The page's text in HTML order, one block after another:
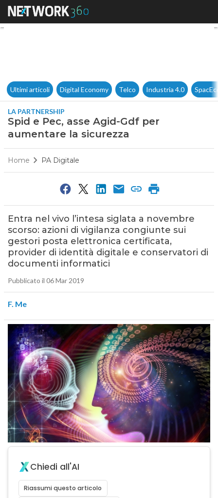
Spid e Pec, asse Agid-Gdf
Ultimi articoli Digital Economy Telco Industria 4.0
LA PARTNERSHIP
Spid e Pec, asse Agid-Gdf per
aumentare la sicurezza
Home PA Digitale
Entra nel vivo l’intesa siglata a novembre
scorso: azioni di vigilanza congiunte sui
gestori posta elettronica certificata,
provider di identità digitale e conservatori di
documenti informatici
Pubblicato il 06 Mar 2019
F. Me
Chiedi all'AI
Riassumi questo articolo